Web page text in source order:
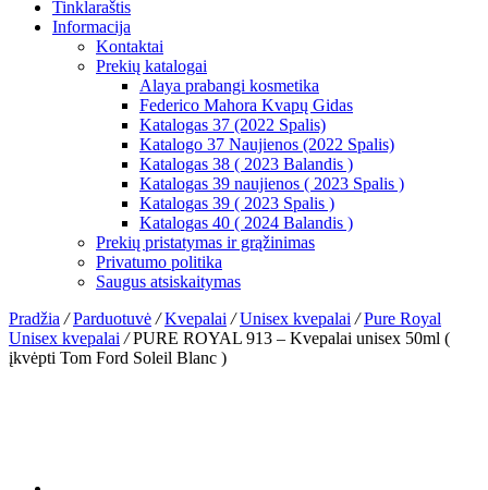
Tinklaraštis
Informacija
Kontaktai
Prekių katalogai
Alaya prabangi kosmetika
Federico Mahora Kvapų Gidas
Katalogas 37 (2022 Spalis)
Katalogo 37 Naujienos (2022 Spalis)
Katalogas 38 ( 2023 Balandis )
Katalogas 39 naujienos ( 2023 Spalis )
Katalogas 39 ( 2023 Spalis )
Katalogas 40 ( 2024 Balandis )
Prekių pristatymas ir grąžinimas
Privatumo politika
Saugus atsiskaitymas
Pradžia / Parduotuvė / Kvepalai / Unisex kvepalai / Pure Royal
Unisex kvepalai /PURE ROYAL 913 – Kvepalai unisex 50ml (
įkvėpti Tom Ford Soleil Blanc )